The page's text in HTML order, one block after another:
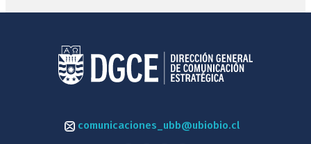
comunicaciones_ubb@ubiobio.cl